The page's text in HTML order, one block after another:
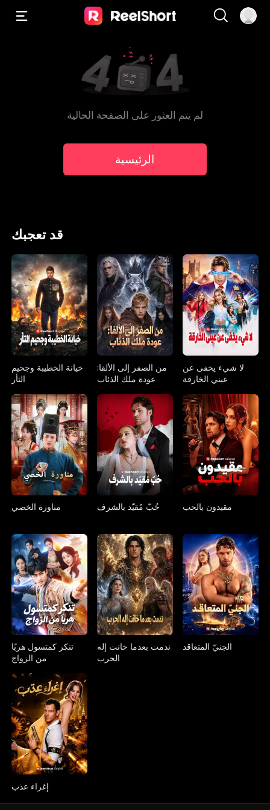
لم يتم العثور على الصفحة الحالية
الرئيسية
قد تعجبك
خيانة الخطيبة وجحيم
الثأر
من الصفر إلى الألفا:
عودة ملك الذئاب
لا شيء يخفى عن
عيني الخارقة
مناورة الخصي حُبّ مُقيّد بالشرف مقيدون بالحب
تنكر كمتسول هربًا
من الزواج
ندمت بعدما خانت إله
الحرب
الجنيّ المتعاقد
إغراء عذب